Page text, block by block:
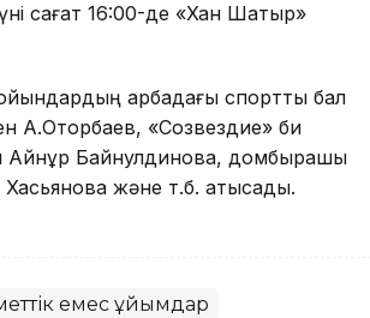
сағат 16:00-де «Хан Шатыр»
арбадағы спорттық бал
А.Оторбаев, «Созвездие» би
Айнұр Байнулдинова, домбырашы
Хасьянова және т.б. қатысады.
емес ұйымдар